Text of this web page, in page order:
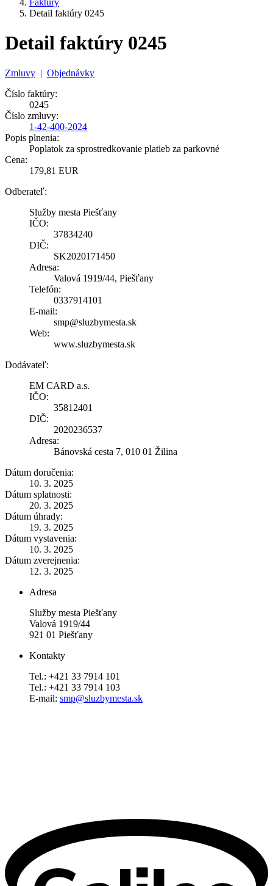
Faktúry
Detail faktúry 0245
Detail faktúry 0245
Zmluvy | Objednávky
Číslo faktúry:
0245
Číslo zmluvy:
1-42-400-2024
Popis plnenia:
Poplatok za sprostredkovanie platieb za parkovné
Cena:
179,81 EUR
Odberateľ:
Služby mesta Piešťany
IČO:
37834240
DIČ:
SK2020171450
Adresa:
Valová 1919/44, Piešťany
Telefón:
0337914101
E-mail:
smp@sluzbymesta.sk
Web:
www.sluzbymesta.sk
Dodávateľ:
EM CARD a.s.
IČO:
35812401
DIČ:
2020236537
Adresa:
Bánovská cesta 7, 010 01 Žilina
Dátum doručenia:
10. 3. 2025
Dátum splatnosti:
20. 3. 2025
Dátum úhrady:
19. 3. 2025
Dátum vystavenia:
10. 3. 2025
Dátum zverejnenia:
12. 3. 2025
Adresa
Služby mesta Piešťany
Valová 1919/44
921 01 Piešťany
Kontakty
Tel.: +421 33 7914 101
Tel.: +421 33 7914 103
E-mail: smp@sluzbymesta.sk